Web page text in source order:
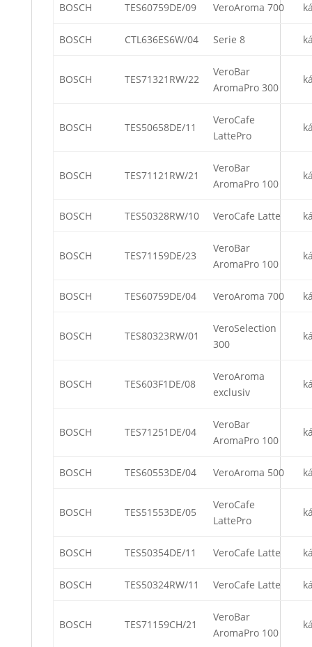
BOSCH TES60759DE/09 VeroAroma 700
BOSCH CTL636ES6W/04 Serie 8
BOSCH TES71321RW/22
VeroBar
AromaPro 300
BOSCH TES50658DE/11
VeroCafe
LattePro
BOSCH TES71121RW/21
VeroBar
AromaPro 100
BOSCH TES50328RW/10 VeroCafe Latte
BOSCH TES71159DE/23
VeroBar
AromaPro 100
BOSCH TES60759DE/04 VeroAroma 700
BOSCH TES80323RW/01
VeroSelection
300
BOSCH TES603F1DE/08
VeroAroma
exclusiv
BOSCH TES71251DE/04
VeroBar
AromaPro 100
BOSCH TES60553DE/04 VeroAroma 500
BOSCH TES51553DE/05
VeroCafe
LattePro
BOSCH TES50354DE/11 VeroCafe Latte
BOSCH TES50324RW/11 VeroCafe Latte
BOSCH TES71159CH/21
VeroBar
AromaPro 100